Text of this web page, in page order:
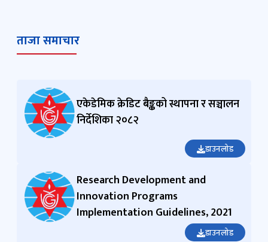
ताजा समाचार
एकेडेमिक क्रेडिट बैङ्कको स्थापना र सञ्चालन
निर्देशिका २०८२
डाउनलोड
Research Development and
Innovation Programs
Implementation Guidelines, 2021
डाउनलोड